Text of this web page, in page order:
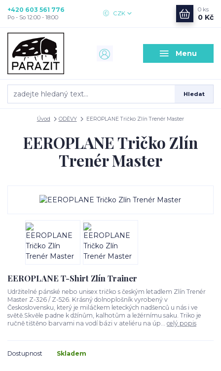
Menu
CZK
Hledat
+420 603 561 776
Po - So 12:00 - 18:00
0 ks
0 Kč
Úvod ODĚVY EEROPLANE Tričko Zlín Trenér Master
EEROPLANE Tričko Zlín
Trenér Master
EEROPLANE T-Shirt Zlín Trainer
Udržitelné pánské nebo unisex tričko s českým letadlem Zlín Trenér
Master Z-326 / Z-526. Krásný dolnoplošník vyrobený v
Československu, který je miláčkem leteckých nadšenců u nás i ve
světě.Skvěle padne k džínům, kalhotům a ležérnímu saku. Triko je
ručně tištěno barvami na vodí bázi v ateliéru na úp... celý popis
Dostupnost Skladem